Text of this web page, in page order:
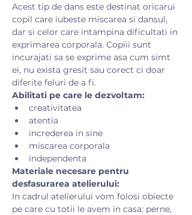
Acest tip de dans este destinat oricarui
copil care iubeste miscarea si dansul,
dar si celor care intampina dificultati in
exprimarea corporala. Copiii sunt
incurajati sa se exprime asa cum simt
ei, nu exista gresit sau corect ci doar
diferite feluri de a fi.
Abilitati pe care le dezvoltam:
creativitatea
atentia
increderea in sine
miscarea corporala
independenta
Materiale necesare pentru
desfasurarea atelierului:
​In cadrul atelierului vom folosi obiecte
pe care cu totii le avem in casa: perne,